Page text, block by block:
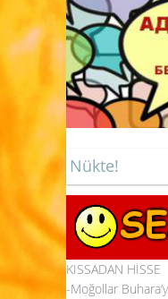
Nükte!
KISSADAN HİSSE
-Moğollar